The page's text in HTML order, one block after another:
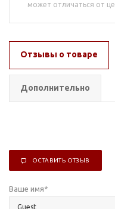
может отличаться от
Отзывы о товаре
Дополнительно
ОСТАВИТЬ ОТЗЫВ
Ваше имя*